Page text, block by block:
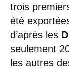
trois
été
d’après les
seulement
les autres